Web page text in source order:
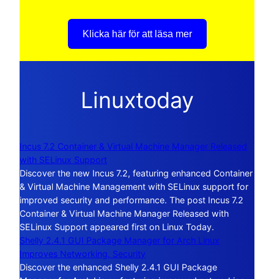
Klicka här för att läsa mer
Linuxtoday
Incus 7.2 Container & Virtual Machine Manager Released
with SELinux Support
Discover the new Incus 7.2, featuring enhanced Container
& Virtual Machine Management with SELinux support for
improved security and performance. The post Incus 7.2
Container & Virtual Machine Manager Released with
SELinux Support appeared first on Linux Today.
Shelly 2.4.1 GUI Package Manager for Arch Linux
Improves Networking, Security
Discover the enhanced Shelly 2.4.1 GUI Package